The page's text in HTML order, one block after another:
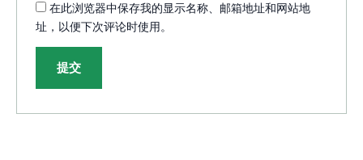
在此浏览器中保存我的显示名称、邮箱地址和网站地
址，以便下次评论时使用。